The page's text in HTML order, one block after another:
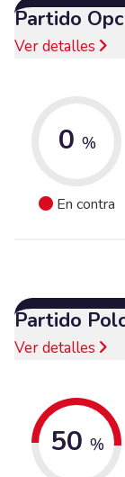
Partido
Ver detalles
0 %
En contra
Partido
Ver detalles
50 %